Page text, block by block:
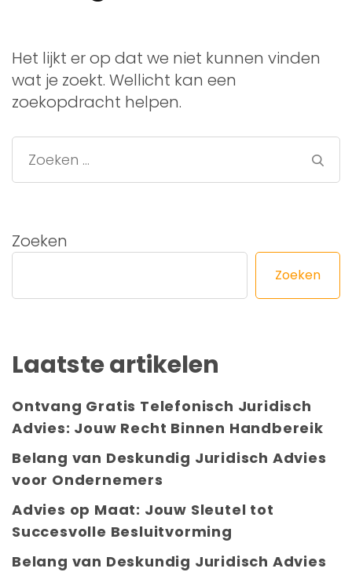
Het lijkt er op dat we niet kunnen vinden
wat je zoekt. Wellicht kan een
zoekopdracht helpen.
Zoeken
naar:
Zoeken
Zoeken
Laatste artikelen
Ontvang Gratis Telefonisch Juridisch
Advies: Jouw Recht Binnen Handbereik
Belang van Deskundig Juridisch Advies
voor Ondernemers
Advies op Maat: Jouw Sleutel tot
Succesvolle Besluitvorming
Belang van Deskundig Juridisch Advies